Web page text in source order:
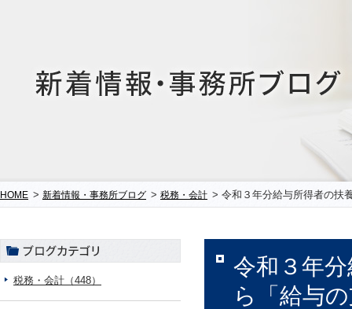
HOME > 新着情報・事務所ブログ > 税務・会計 > 令和３年分給与所得者の扶
令和３年
ら「給与
税務・会計（448）